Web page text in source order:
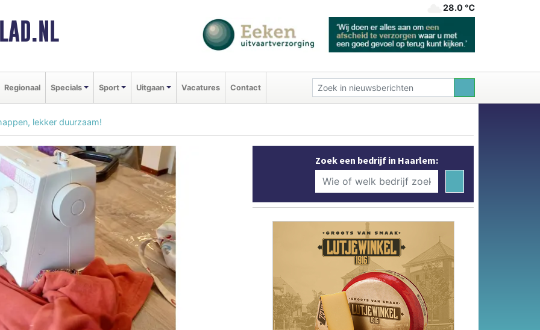
28.0 ℃
Regionaal Specials Sport Uitgaan Vacatures Contact
lekker duurzaam!
Zoek een bedrijf in Haarlem: